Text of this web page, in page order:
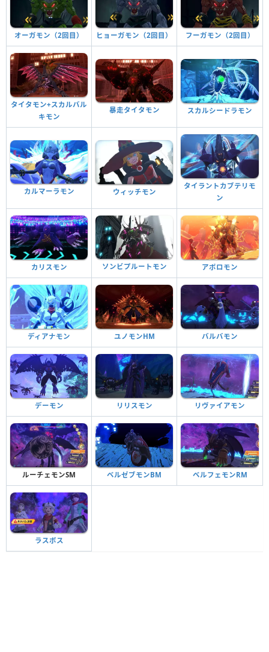
オーガモン（2回目） ヒョーガモン（2回目） フーガモン（2回目）
タイタモン+スカルバル
キモン
暴走タイタモン スカルシードラモン
カルマーラモン ウィッチモン
タイラントカブテリモ
ン
カリスモン ソンビプルートモン アポロモン
ディアナモン ユノモンHM バルバモン
デーモン リリスモン リヴァイアモン
ルーチェモンSM ベルゼブモンBM ベルフェモンRM
ラスボス